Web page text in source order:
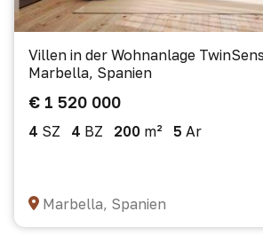
Villen in der Wohnanlage
Marbella, Spanien
€ 1 520 000
4 SZ 4 BZ 200 m² 5 Ar
Marbella, Spanien